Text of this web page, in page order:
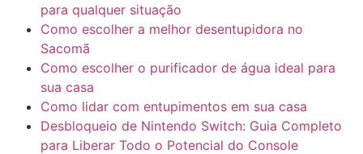
para qualquer situação
Como escolher a melhor desentupidora no
Sacomã
Como escolher o purificador de água ideal para
sua casa
Como lidar com entupimentos em sua casa
Desbloqueio de Nintendo Switch: Guia Completo
para Liberar Todo o Potencial do Console